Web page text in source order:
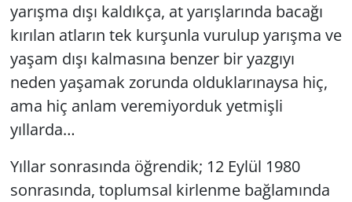
yarışma dışı kaldıkça, at yarışlarında bacağı
kırılan atların tek kurşunla vurulup yarışma ve
yaşam dışı kalmasına benzer bir yazgıyı
neden yaşamak zorunda olduklarınaysa hiç,
ama hiç anlam veremiyorduk yetmişli
yıllarda…
Yıllar sonrasında öğrendik; 12 Eylül 1980
sonrasında, toplumsal kirlenme bağlamında